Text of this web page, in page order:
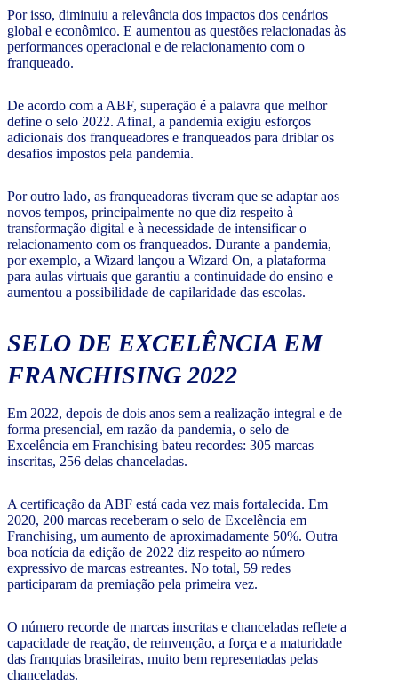
Por isso, diminuiu a relevância dos impactos dos cenários
global e econômico. E aumentou as questões relacionadas às
performances operacional e de relacionamento com o
franqueado.
De acordo com a ABF, superação é a palavra que melhor
define o selo 2022. Afinal, a pandemia exigiu esforços
adicionais dos franqueadores e franqueados para driblar os
desafios impostos pela pandemia.
Por outro lado, as franqueadoras tiveram que se adaptar aos
novos tempos, principalmente no que diz respeito à
transformação digital e à necessidade de intensificar o
relacionamento com os franqueados. Durante a pandemia,
por exemplo, a Wizard lançou a Wizard On, a plataforma
para aulas virtuais que garantiu a continuidade do ensino e
aumentou a possibilidade de capilaridade das escolas.
SELO DE EXCELÊNCIA EM
FRANCHISING 2022
Em 2022, depois de dois anos sem a realização integral e de
forma presencial, em razão da pandemia, o selo de
Excelência em Franchising bateu recordes: 305 marcas
inscritas, 256 delas chanceladas.
A certificação da ABF está cada vez mais fortalecida. Em
2020, 200 marcas receberam o selo de Excelência em
Franchising, um aumento de aproximadamente 50%. Outra
boa notícia da edição de 2022 diz respeito ao número
expressivo de marcas estreantes. No total, 59 redes
participaram da premiação pela primeira vez.
O número recorde de marcas inscritas e chanceladas reflete a
capacidade de reação, de reinvenção, a força e a maturidade
das franquias brasileiras, muito bem representadas pelas
chanceladas.